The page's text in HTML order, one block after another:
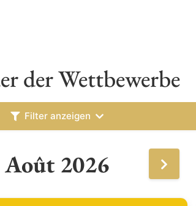
der Wettbewerbe
Filter anzeigen
Août 2026